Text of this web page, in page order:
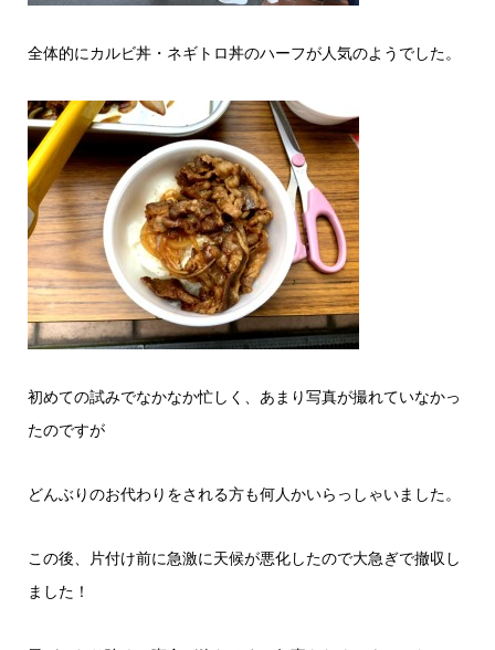
全体的にカルビ丼・ネギトロ丼のハーフが人気のようでした。
初めての試みでなかなか忙しく、あまり写真が撮れていなかっ
たのですが
どんぶりのお代わりをされる方も何人かいらっしゃいました。
この後、片付け前に急激に天候が悪化したので大急ぎで撤収し
ました！